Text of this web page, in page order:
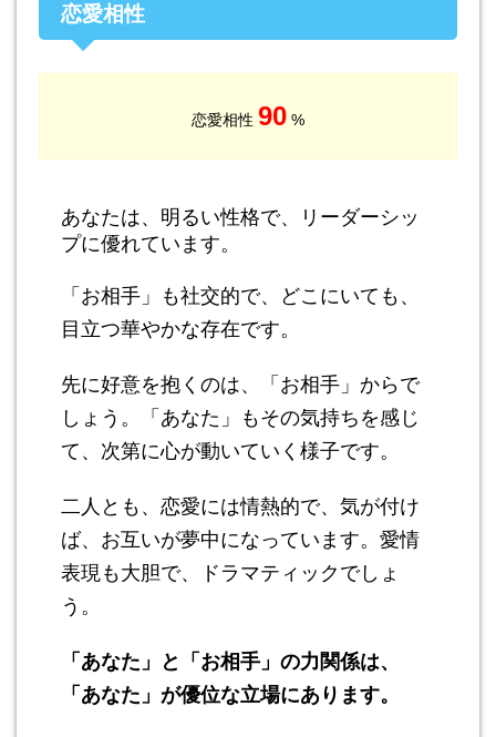
恋愛相性
恋愛相性 90 %
あなたは、明るい性格で、リーダーシッ
プに優れています。
「お相手」も社交的で、どこにいても、
目立つ華やかな存在です。
先に好意を抱くのは、「お相手」からで
しょう。「あなた」もその気持ちを感じ
て、次第に心が動いていく様子です。
二人とも、恋愛には情熱的で、気が付け
ば、お互いが夢中になっています。愛情
表現も大胆で、ドラマティックでしょ
う。
「あなた」と「お相手」の力関係は、
「あなた」が優位な立場にあります。